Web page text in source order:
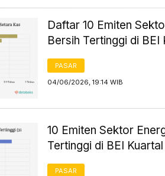
Daftar 10 Emiten
Bersih Tertinggi di BEI
PASAR
04/06/2026, 19:14 WIB
10 Emiten Sektor
Tertinggi di BEI
PASAR